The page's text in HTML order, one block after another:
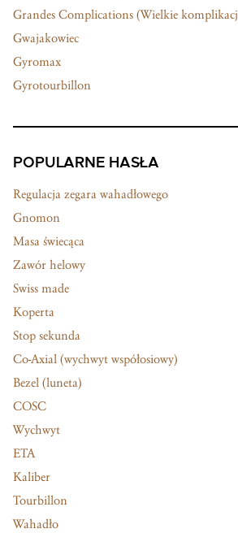
Grandes Complications (Wielkie
Gwajakowiec
Gyromax
Gyrotourbillon
POPULARNE HASŁA
Regulacja zegara wahadłowego
Gnomon
Masa świecąca
Zawór helowy
Swiss made
Koperta
Stop sekunda
Co-Axial (wychwyt współosiowy)
Bezel (luneta)
COSC
Wychwyt
ETA
Kaliber
Tourbillon
Wahadło